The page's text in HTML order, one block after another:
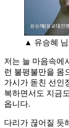
▲ 유승혜 님
저는 늘 마음속에
런 불평불만을 몸
가시가 돋친 선인
복하면서도 지금
옵니다.
다리가 끊어질 듯